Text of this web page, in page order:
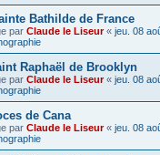
Bathilde de France
par Claude le Liseur« jeu. 08
Raphaël de Brooklyn
par Claude le Liseur« jeu. 08
de Cana
par Claude le Liseur« jeu. 08